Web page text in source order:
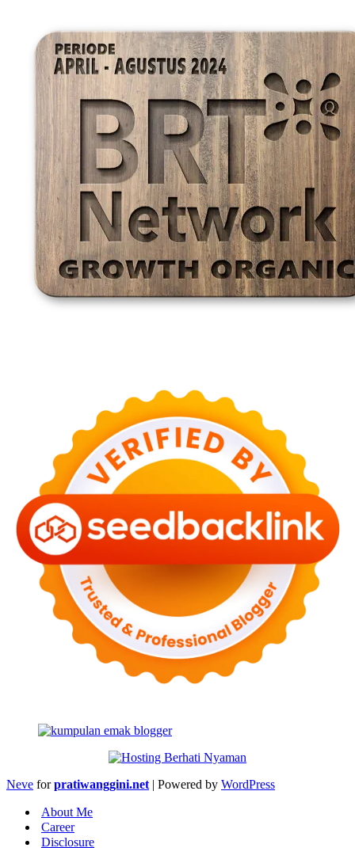
Neve forpratiwanggini.net | Powered by WordPress
About Me
Career
Disclosure